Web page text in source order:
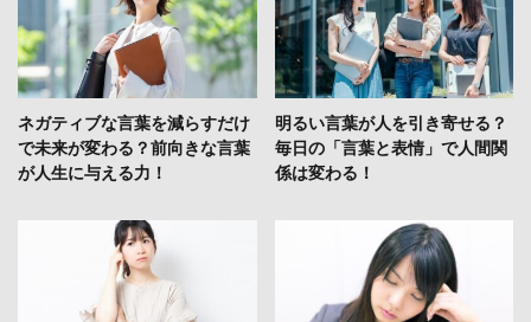
ネガティブな言葉を減らすだけ
で未来が変わる？前向きな言葉
が人生に与える力！
明るい言葉が人を引き寄せる？
毎日の「言葉と表情」で人間関
係は変わる！